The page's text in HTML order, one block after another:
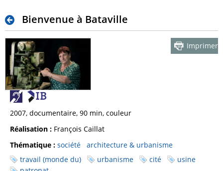
Bienvenue à Bataville
Imprimer
2007, documentaire, 90 min, couleur
Réalisation : François Caillat
Thématique : société
architecture & urbanisme
travail (monde du)
urbanisme cité
usine